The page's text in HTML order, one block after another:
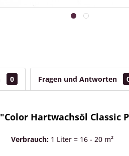
0 Fragen und Antworten
Hartwachsöl Classic
Verbrauch: 1 Liter = 16 - 20 m²